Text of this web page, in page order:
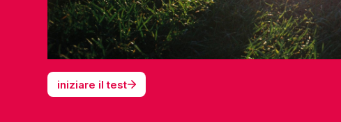
iniziare il test